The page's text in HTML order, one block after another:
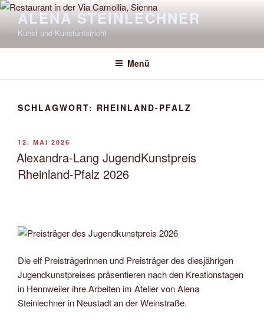
Zum
Inhalt
springen
ALENA STEINLECHNER
Kunst und Kunstunterricht
Menü
SCHLAGWORT: RHEINLAND-PFALZ
VERÖFFENTLICHT
AM
12. MAI 2026
Alexandra-Lang JugendKunstpreis
Rheinland-Pfalz 2026
Die elf Preisträgerinnen und Preisträger des diesjährigen
Jugendkunstpreises präsentieren nach den Kreationstagen
in Hennweiler ihre Arbeiten im Atelier von Alena
Steinlechner in Neustadt an der Weinstraße.